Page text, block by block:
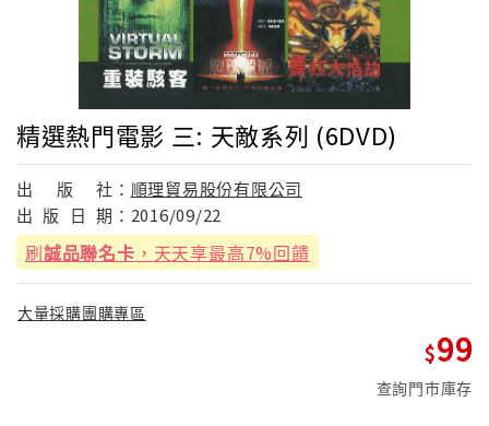
精選熱門電影 三: 天敵系列 (6DVD)
出 版 社： 順理貿易股份有限公司
出 版 日 期： 2016/09/22
刷誠品聯名卡 ，天天享最高7%回饋
大量採購團購專區
99
查詢門市庫存